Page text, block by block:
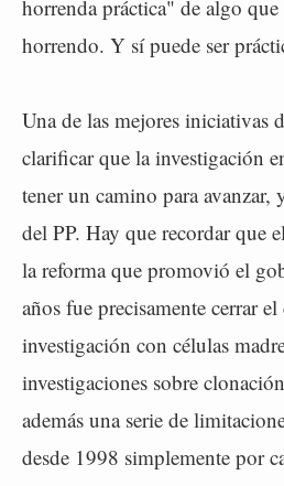
horrenda práctica" de algo que
horrendo. Y sí puede ser
Una de las mejores iniciativas
clarificar que la investigación
tener un camino para avanzar,
del PP. Hay que recordar que
la reforma que promovió el
años fue precisamente cerrar
investigación con células
investigaciones sobre
además una serie de
desde 1998 simplemente por